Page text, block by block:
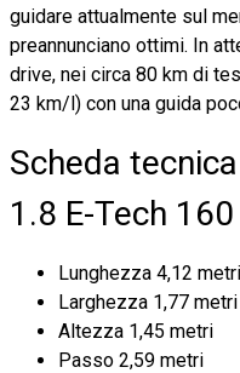
guidare attualmente sul
preannunciano ottimi. In
drive, nei circa 80 km di
23 km/l) con una guida
Scheda
1.8 E-Tech 160
Lunghezza 4,12 metri
Larghezza 1,77 metri
Altezza 1,45 metri
Passo 2,59 metri